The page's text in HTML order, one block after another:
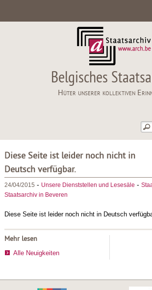
Belgisches
Hüter unserer kollektiven
Diese Seite ist leider noch nicht in
Deutsch verfügbar.
24/04/2015 - Unsere Dienststellen und Lesesäle -
Staatsarchiv in Beveren
Diese Seite ist leider noch nicht in Deutsch
Mehr lesen
Alle Neuigkeiten